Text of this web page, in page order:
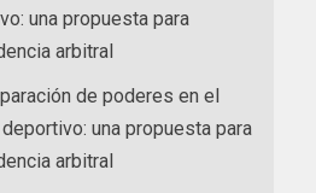
una propuesta para
arbitral
de poderes en el
una propuesta para
arbitral